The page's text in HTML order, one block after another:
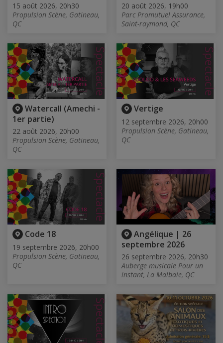
15 août 2026, 20h30
Propulsion Scène, Gatineau,
QC
20 août 2026, 19h00
Parc Promutuel Assurance,
Saint-raymond, QC
Watercall (Amechi -
1er partie)
22 août 2026, 20h00
Propulsion Scène, Gatineau,
QC
Vertige
12 septembre 2026, 20h00
Propulsion Scène, Gatineau,
QC
Code 18
19 septembre 2026, 20h00
Propulsion Scène, Gatineau,
QC
Angélique | 26
septembre 2026
26 septembre 2026, 20h30
Auberge musicale Pour un
instant, La Malbaie, QC